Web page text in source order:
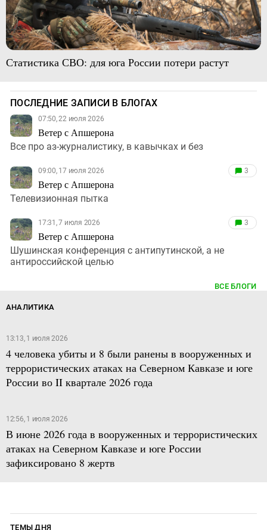
Статистика СВО: для юга России потери растут
ПОСЛЕДНИЕ ЗАПИСИ В БЛОГАХ
07:50, 22 июля 2026
Ветер с Апшерона
Все про аз-журналистику, в кавычках и без
09:00, 17 июля 2026
Ветер с Апшерона
3
Телевизионная пытка
17:31, 7 июля 2026
Ветер с Апшерона
3
Шушинская конференция с антипутинской, а не
антироссийской целью
ВСЕ БЛОГИ
АНАЛИТИКА
13:13, 1 июля 2026
4 человека убиты и 8 были ранены в вооруженных и
террористических атаках на Северном Кавказе и юге
России во II квартале 2026 года
12:56, 1 июля 2026
В июне 2026 года в вооруженных и террористических
атаках на Северном Кавказе и юге России
зафиксировано 8 жертв
ТЕМЫ ДНЯ